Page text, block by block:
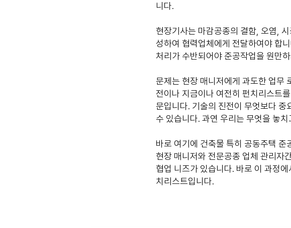
니다.
현장기사는 마감공종의 결함, 오염,
성하여 협력업체에게 전달하여야 합
처리가 수반되어야 준공작업을 원만
문제는 현장 매니저에게 과도한 업무
전이나 지금이나 여전히 펀치리스트
문입니다. 기술의 진전이 무엇보다
수 있습니다. 과연 우리는 무엇을 놓
바로 여기에 건축물 특히 공동주택 준
현장 매니저와 전문공종 업체 관리자
협업 니즈가 있습니다. 바로 이 과정
치리스트입니다.